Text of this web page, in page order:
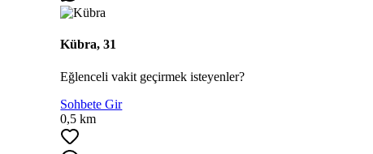
Kübra, 31
Eğlenceli vakit geçirmek isteyenler?
Sohbete Gir
0,5 km